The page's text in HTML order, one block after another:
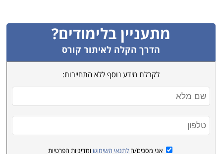
כיום ברור כבר כי מנהל איננו רק מי שבקי ביסודות
המקצועיים הנדרשים בענף בו הוא עוסק. כמובן שדבר זה
נדרש ממנו (כמו גם בקיאות ביסודות כלכליים ופיננסיים
שונים), אך גם איש מקצוע מומחה לא בהכרח יהיה מנהל
מוצלח. מאיש מקצוע זה נדרש לדעת כיצד להוביל את
הארגון בו הוא פועל, איך לרתום את כל הגורמים המשמשים
בו לחיזוק הפעילות, להירתמות למטרה, ולרצות להשקיע את
כל יכולותיהם, כשרונם ומרצם כדי לסייע בשאיפה זו. כמו כן,
ישנם יסודות ניהוליים שונים אשר נדרשים בענפים ספציפיים
מתעניין בלימודים?
הדרך הקלה לאיתור קורס
לקבלת מידע נוסף ללא התחייבות:
אני מסכים/ה לתנאי השימוש ומדיניות הפרטיות